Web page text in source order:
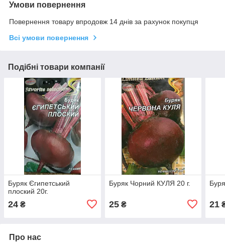
Умови повернення
Повернення товару впродовж 14 днів за рахунок покупця
Всі умови повернення
Подібні товари компанії
Буряк Єгипетський
плоский 20г.
24 ₴
Буряк Чорний КУЛЯ 20 г.
25₴ 21
Про нас